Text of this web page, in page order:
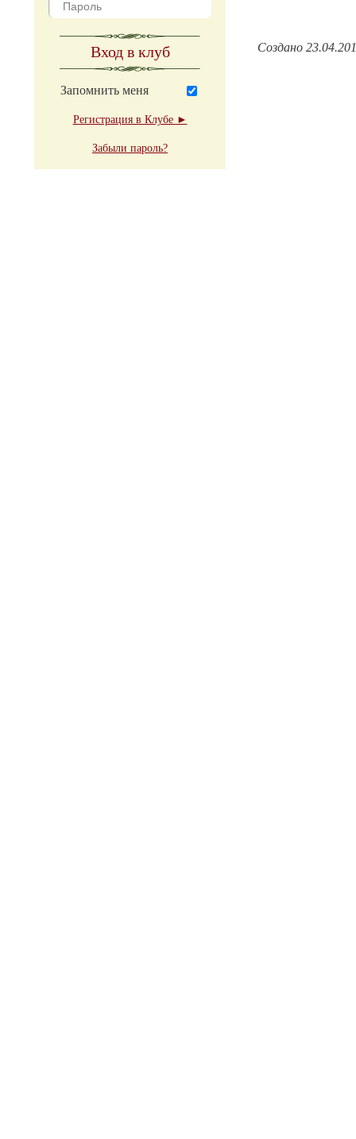
Вход в клуб
Запомнить меня
Регистрация в Клубе ►
Забыли пароль?
Создано